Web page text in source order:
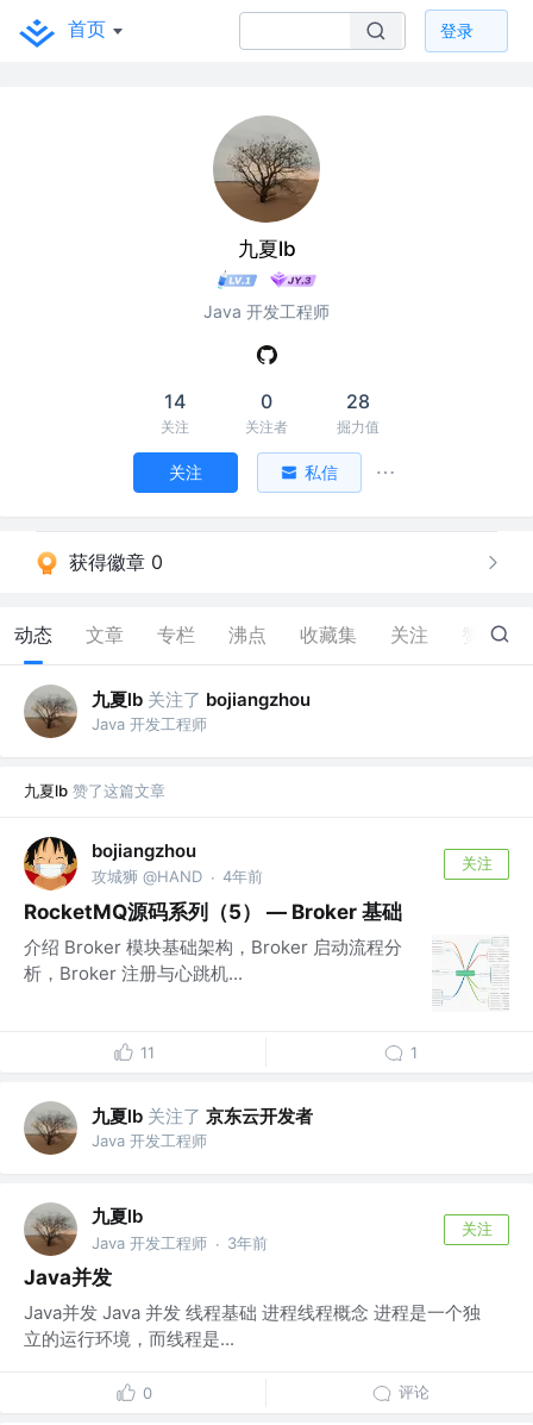
首页 登录
九夏lb
Java 开发工程师
14
关注
0
关注者
28
掘力值
关注 私信
获得徽章 0
动态 文章 专栏 沸点 收藏集 关注 1
九夏lb 关注了 bojiangzhou
Java 开发工程师
九夏lb 赞了这篇文章
bojiangzhou
攻城狮 @HAND · 4年前
关注
RocketMQ源码系列（5） — Broker 基础
介绍 Broker 模块基础架构，Broker 启动流程分
析，Broker 注册与心跳机...
11 1
九夏lb 关注了 京东云开发者
Java 开发工程师
九夏lb
Java 开发工程师 · 3年前
关注
Java并发
Java并发 Java 并发 线程基础 进程线程概念 进程是一个独
立的运行环境，而线程是...
0 评论